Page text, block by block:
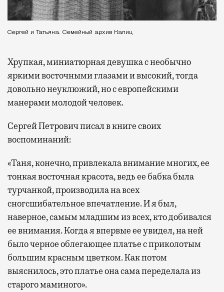
Сергей и Татьяна. Семейный архив Капиц
Хрупкая, миниатюрная девушка с необычно
яркими восточными глазами и высокий, тогда
довольно неуклюжий, но с европейскими
манерами молодой человек.
Сергей Петрович писал в книге своих
воспоминаний:
«Таня, конечно, привлекала внимание многих, ее
тонкая восточная красота, ведь ее бабка была
турчанкой, производила на всех
сногсшибательное впечатление. И я был,
наверное, самым младшим из всех, кто добивался
ее внимания. Когда я впервые ее увидел, на ней
было черное облегающее платье с приколотым
большим красным цветком. Как потом
выяснилось, это платье она сама переделала из
старого маминого».